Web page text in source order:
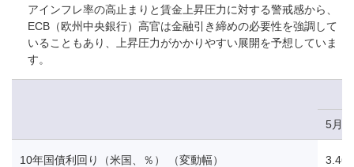
アインフレ率の高止まりと賃金上昇圧力に対する警戒感から、
ECB（欧州中央銀行）高官は金融引き締めの必要性を強調して
いることもあり、上昇圧力がかかりやすい展開を予想していま
す。
5月
10年国債利回り（米国、％） （変動幅） 3.46